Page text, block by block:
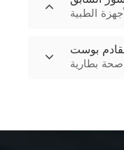
الطبية
بوست